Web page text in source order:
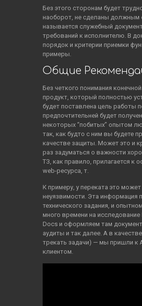
Без этого сторонам будет
наоборот, не сделаны должным
называется служебный
требований к исполнителю. В
порядок и критерии приемки
примеры.
Общие
Без четкого понимания
продукт, который полностью
будет поставлена цель работы
предпочтительней будет
некоторых “побитых” опытом
так, как будто с ним вы будете
качестве защиты. Может это и
раз задуматься о важности
ТЗ, как правило, прилагается к
web-ресурса, т.
К примеру, у переката это
неуязвимости. Эта информация
технического задания, и
много времени на
Docs и оформляем там
аудиты и так далее. А в
трекать задачи) — мы пришли к
клиентом.